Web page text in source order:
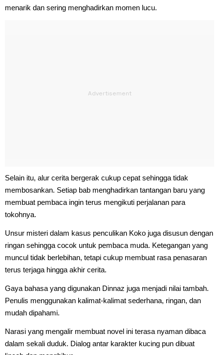
menarik dan sering menghadirkan momen lucu.
Selain itu, alur cerita bergerak cukup cepat sehingga tidak
membosankan. Setiap bab menghadirkan tantangan baru yang
membuat pembaca ingin terus mengikuti perjalanan para
tokohnya.
Unsur misteri dalam kasus penculikan Koko juga disusun dengan
ringan sehingga cocok untuk pembaca muda. Ketegangan yang
muncul tidak berlebihan, tetapi cukup membuat rasa penasaran
terus terjaga hingga akhir cerita.
Gaya bahasa yang digunakan Dinnaz juga menjadi nilai tambah.
Penulis menggunakan kalimat-kalimat sederhana, ringan, dan
mudah dipahami.
Narasi yang mengalir membuat novel ini terasa nyaman dibaca
dalam sekali duduk. Dialog antar karakter kucing pun dibuat